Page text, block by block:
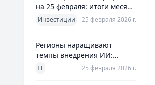
на 25 февраля: итоги месяца
и планы на март
Инвестиции 25 февраля 2026 г.
Регионы наращивают
темпы внедрения ИИ:
главное из отраслевого
IT 25 февраля 2026 г.